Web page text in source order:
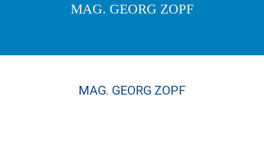
MAG. GEORG ZOPF
MAG. GEORG ZOPF